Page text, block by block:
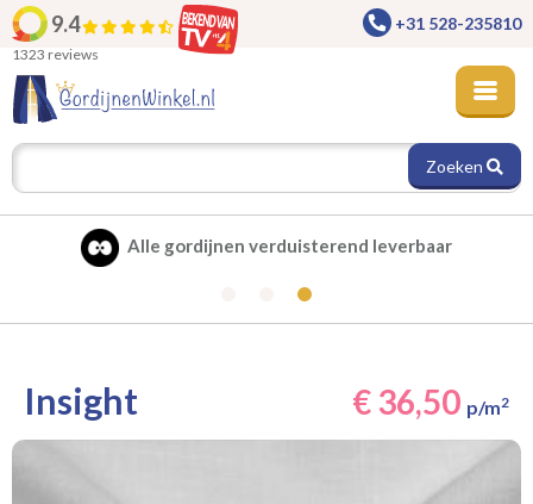
9.4
1323 reviews
+31 528-235810
Zoeken
Alle gordijnen verduisterend leverbaar
Insight € 36,50 p/m2